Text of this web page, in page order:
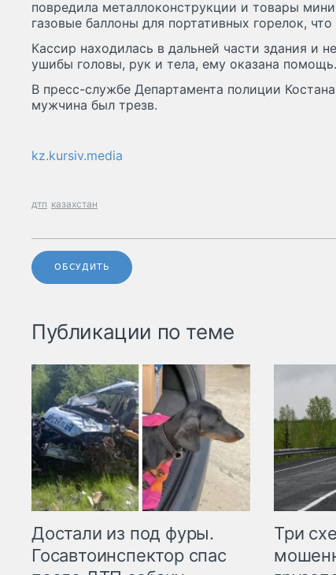
повредила металлоконструкции и товары
газовые баллоны для портативных горелок,
Кассир находилась в дальней части здания и
ушибы головы, рук и тела, ему оказана помощь.
В пресс-службе Департамента полиции
мужчина был трезв.
kz.kursiv.media
дтп казахстан
ОБСУДИТЬ
Публикации по теме
Достали из под фуры.
Госавтоинспектор спас
Три